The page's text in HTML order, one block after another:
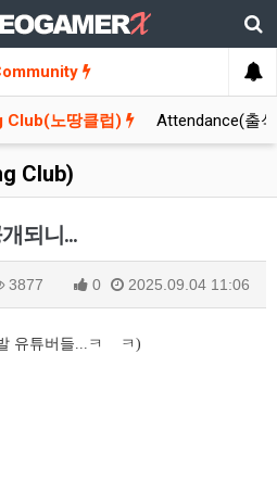
Club(노땅클럽) Attendance(출
Club)
되니...
3877 0 2025.09.04 11:06
유튜버들...ㅋ ㅋ)